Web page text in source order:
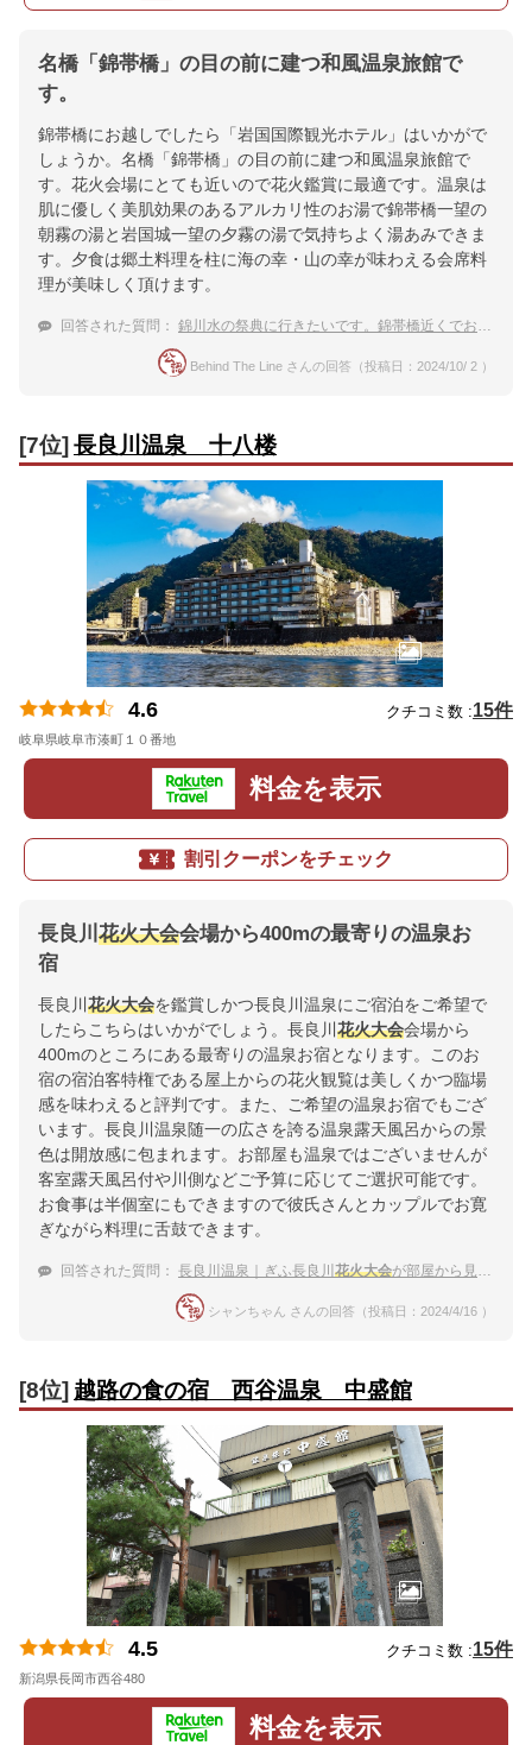
名橋「錦帯橋」の目の前に建つ和風温泉旅館で
す。
錦帯橋にお越しでしたら「岩国国際観光ホテル」はいかがで
しょうか。名橋「錦帯橋」の目の前に建つ和風温泉旅館で
す。花火会場にとても近いので花火鑑賞に最適です。温泉は
肌に優しく美肌効果のあるアルカリ性のお湯で錦帯橋一望の
朝霧の湯と岩国城一望の夕霧の湯で気持ちよく湯あみできま
す。夕食は郷土料理を柱に海の幸・山の幸が味わえる会席料
理が美味しく頂けます。
回答された質問： 錦川水の祭典に行きたいです。錦帯橋近くでおすすめの温泉宿を教えてください。
Behind The Line さんの回答（投稿日：2024/10/ 2 ）
[7位]長良川温泉 十八楼
4.6 クチコミ数 :15件
岐阜県岐阜市湊町１０番地
料金を表示
割引クーポンをチェック
長良川 花火大会会場から400mの最寄りの温泉お
宿
長良川 花火大会を鑑賞しかつ長良川温泉にご宿泊をご希望で
したらこちらはいかがでしょう。長良川 花火大会会場から
400mのところにある最寄りの温泉お宿となります。このお
宿の宿泊客特権である屋上からの花火観覧は美しくかつ臨場
感を味わえると評判です。また、ご希望の温泉お宿でもござ
います。長良川温泉随一の広さを誇る温泉露天風呂からの景
色は開放感に包まれます。お部屋も温泉ではございませんが
客室露天風呂付や川側などご予算に応じてご選択可能です。
お食事は半個室にもできますので彼氏さんとカップルでお寛
ぎながら料理に舌鼓できます。
回答された質問： 長良川温泉｜ぎふ長良川 花火大会が部屋から見える温泉宿のおすすめは？
シャンちゃん さんの回答（投稿日：2024/4/16 ）
[8位] 越路の食の宿 西谷温泉 中盛館
4.5 クチコミ数 :15件
新潟県長岡市西谷480
料金を表示